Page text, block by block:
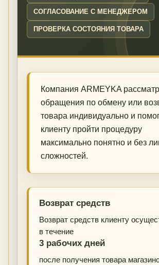
СОГЛАСОВАНИЕ С МЕНЕДЖЕРОМ
ПРОВЕРКА СОСТОЯНИЯ ТОВАРА
Компания ARMEYKA
обращения по обмену или
товара индивидуально и
клиенту пройти процедуру
максимально понятно и без
сложностей.
Возврат средств
Возврат средств клиенту
в течение
3 рабочих дней
после получения товара